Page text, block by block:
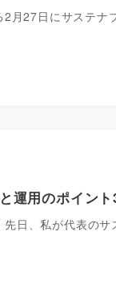
月27日にサステ
運用のポイント
日、私が代表の